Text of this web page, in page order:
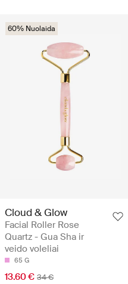
60% Nuolaida
Cloud & Glow
Facial Roller Rose
Quartz - Gua Sha ir
veido voleliai
65 G
13.60 € 34 €